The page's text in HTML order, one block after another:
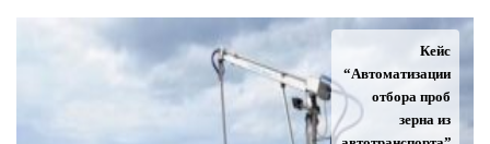
Кейс
“Автоматизации
отбора проб
зерна из